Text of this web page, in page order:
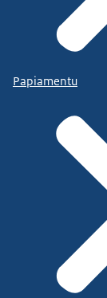
Papiamentu